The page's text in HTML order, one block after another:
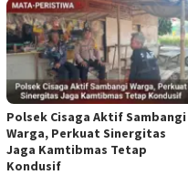
Polsek Cisaga Aktif Sambangi
Warga, Perkuat Sinergitas
Jaga Kamtibmas Tetap
Kondusif